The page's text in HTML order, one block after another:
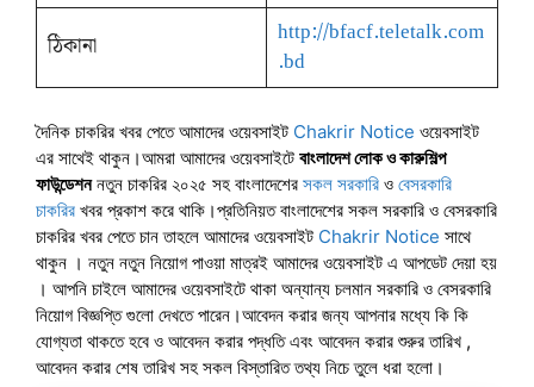
ঠিকানা
http://bfacf.teletalk.com
.bd
দৈনিক চাকরির খবর পেতে আমাদের ওয়েবসাইট Chakrir Notice ওয়েবসাইট
এর সাথেই থাকুন।আমরা আমাদের ওয়েবসাইটে বাংলাদেশ লোক ও কারুশিল্প
ফাউন্ডেশননতুন চাকরির ২০২৫ সহ বাংলাদেশের সকল সরকারি ও বেসরকারি
চাকরির খবর প্রকাশ করে থাকি।প্রতিনিয়ত বাংলাদেশের সকল সরকারি ও বেসরকারি
চাকরির খবর পেতে চান তাহলে আমাদের ওয়েবসাইট Chakrir Notice সাথে
থাকুন । নতুন নতুন নিয়োগ পাওয়া মাত্রই আমাদের ওয়েবসাইট এ আপডেট দেয়া হয়
। আপনি চাইলে আমাদের ওয়েবসাইটে থাকা অন্যান্য চলমান সরকারি ও বেসরকারি
নিয়োগ বিজ্ঞপ্তি গুলো দেখতে পারেন।আবেদন করার জন্য আপনার মধ্যে কি কি
যোগ্যতা থাকতে হবে ও আবেদন করার পদ্ধতি এবং আবেদন করার শুরুর তারিখ ,
আবেদন করার শেষ তারিখ সহ সকল বিস্তারিত তথ্য নিচে তুলে ধরা হলো।